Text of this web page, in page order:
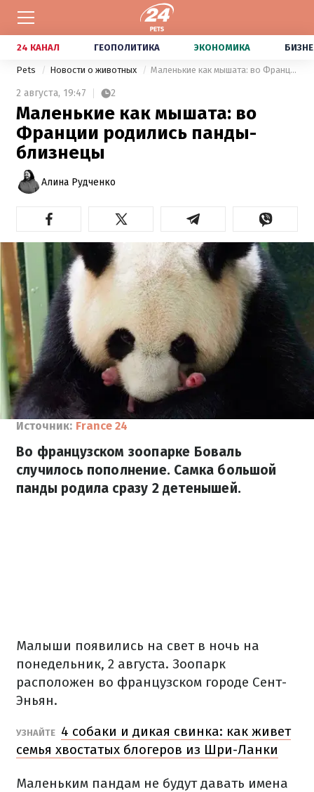
24 КАНАЛ ГЕОПОЛИТИКА ЭКОНОМИКА
Pets Новости о животных Маленькие как мышата: во Франции родились панды-близнецы
2 августа, 19:47 2
Маленькие как мышата: во
Франции родились панды-
близнецы
Алина Рудченко
Источник: France 24
Во французском зоопарке Боваль
случилось пополнение. Самка большой
панды родила сразу 2 детенышей.
Малыши появились на свет в ночь на
понедельник, 2 августа. Зоопарк
расположен во французском городе Сент-
Эньян.
УЗНАЙТЕ 4 собаки и дикая свинка: как живет
семья хвостатых блогеров из Шри-Ланки
Маленьким пандам не будут давать имена